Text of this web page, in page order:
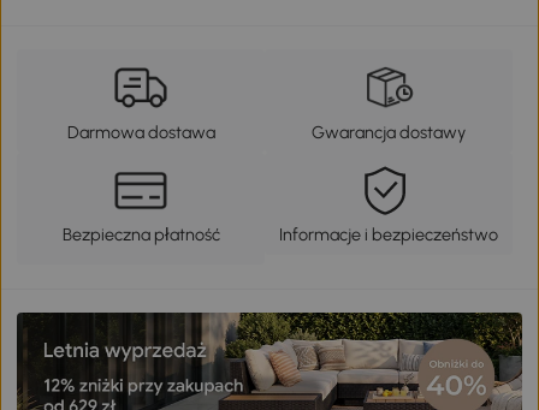
Darmowa dostawa Gwarancja dostawy
Bezpieczna płatność Informacje i bezpieczeństwo